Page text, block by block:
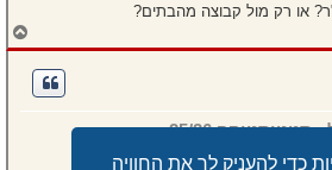
כדי להעניק לך את החוויה
או רק מול קבוצה מהבתים?
ח
ז